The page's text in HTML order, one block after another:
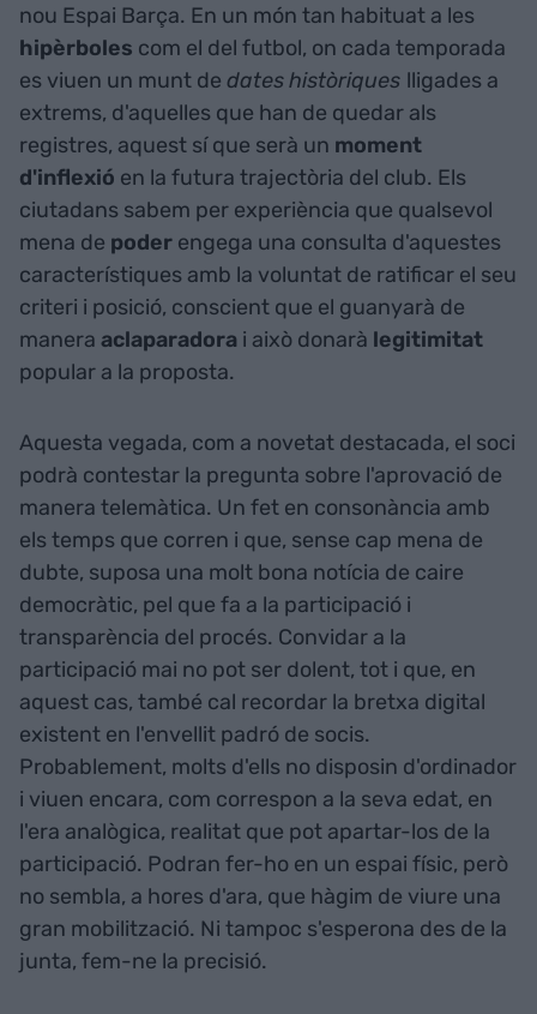
nou Espai Barça. En un món tan habituat a les
hipèrboles com el del futbol, on cada temporada
es viuen un munt de dateshistòriques lligades a
extrems, d'aquelles que han de quedar als
registres, aquest sí que serà un moment
d'inflexió en la futura trajectòria del club. Els
ciutadans sabem per experiència que qualsevol
mena de poder engega una consulta d'aquestes
característiques amb la voluntat de ratificar el seu
criteri i posició, conscient que el guanyarà de
manera aclaparadora i això donarà legitimitat
popular a la proposta.
Aquesta vegada, com a novetat destacada, el soci
podrà contestar la pregunta sobre l'aprovació de
manera telemàtica. Un fet en consonància amb
els temps que corren i que, sense cap mena de
dubte, suposa una molt bona notícia de caire
democràtic, pel que fa a la participació i
transparència del procés. Convidar a la
participació mai no pot ser dolent, tot i que, en
aquest cas, també cal recordar la bretxa digital
existent en l'envellit padró de socis.
Probablement, molts d'ells no disposin d'ordinador
i viuen encara, com correspon a la seva edat, en
l'era analògica, realitat que pot apartar-los de la
participació. Podran fer-ho en un espai físic, però
no sembla, a hores d'ara, que hàgim de viure una
gran mobilització. Ni tampoc s'esperona des de la
junta, fem-ne la precisió.